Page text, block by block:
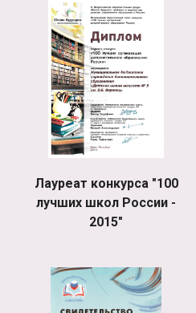
Лауреат конкурса "100
лучших школ России -
2015"